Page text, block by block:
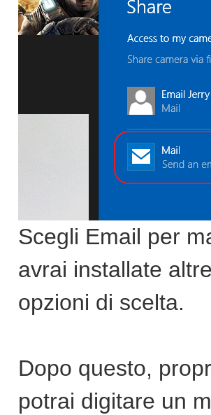
Scegli Email per
avrai installate
opzioni di scelta.
Dopo questo,
potrai digitare un